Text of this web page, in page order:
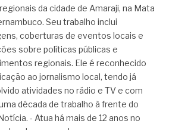
da cidade de Amaraji, na Mata
Seu trabalho inclui
coberturas de eventos locais e
sobre políticas públicas e
regionais. Ele é reconhecido
ao jornalismo local, tendo já
atividades no rádio e TV e com
década de trabalho à frente do
- Atua há mais de 12 anos no